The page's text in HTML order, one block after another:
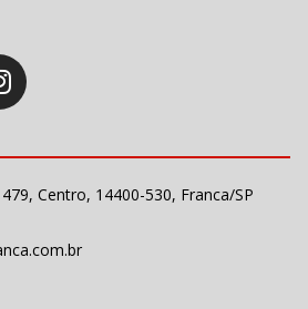
Centro, 14400-530, Franca/SP